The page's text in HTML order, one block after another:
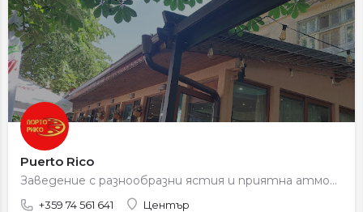
Puerto Rico
Заведение с разнообразни ястия и приятна атмосфера.
+359 74 561 641 Център